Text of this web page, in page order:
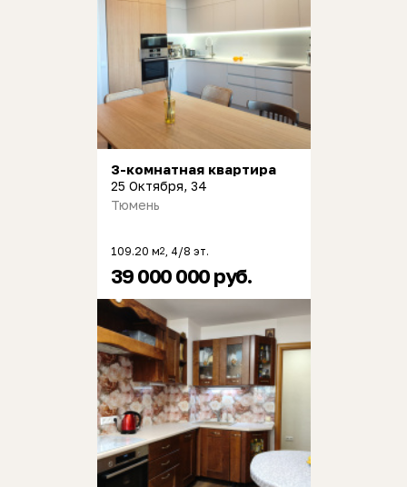
3-комнатная квартира
25 Октября, 34
Тюмень
109.20 м2 , 4/8 эт.
39 000 000 руб.